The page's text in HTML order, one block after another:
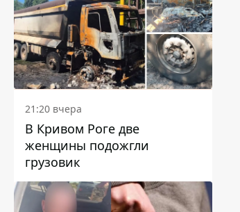
21:20 вчера
В Кривом Роге две
женщины подожгли
грузовик